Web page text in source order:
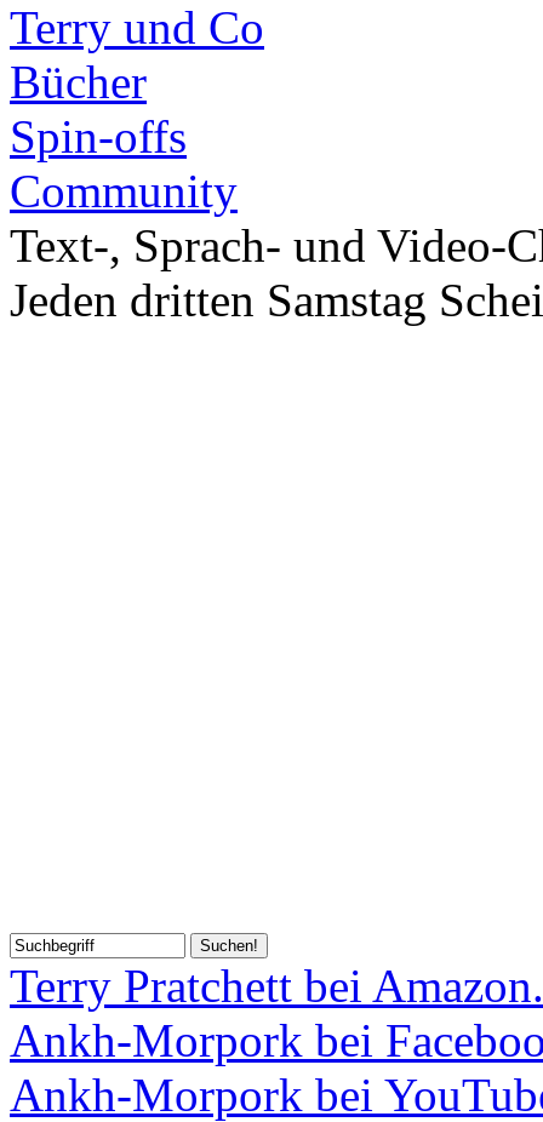
Terry und Co
Bücher
Spin-offs
Community
Text-, Sprach- und Video-
Jeden dritten Samstag
Terry Pratchett bei
Ankh-Morpork bei
Ankh-Morpork bei